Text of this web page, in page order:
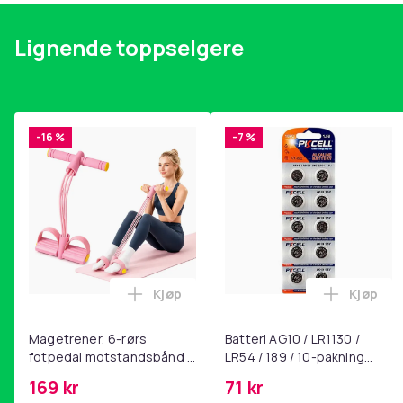
Lignende toppselgere
-16 %
Magetrener, 6-rørs
fotpedal motstandsbånd -
yoga og
169 kr
Legg Magetrener, 6-rørs fotpedal
Kjøp
-7 %
Batteri AG10 / LR1130 /
LR54 / 189 / 10-pakning
71 kr
Legg
Kjøp